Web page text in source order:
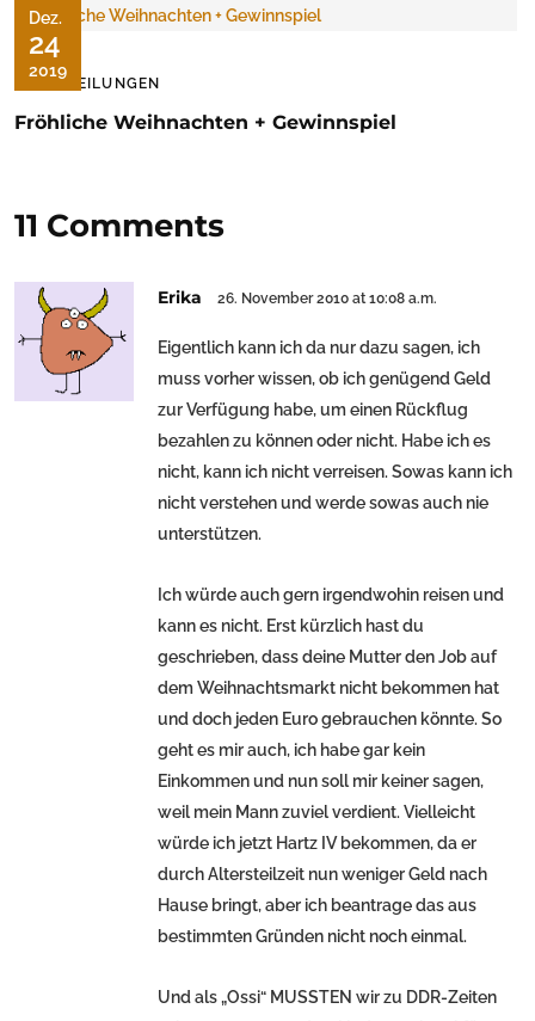
Dez.
24
2019
MITTEILUNGEN
Fröhliche Weihnachten + Gewinnspiel
11 Comments
Erika 26. November 2010 at 10:08 a.m.
Eigentlich kann ich da nur dazu sagen, ich
muss vorher wissen, ob ich genügend Geld
zur Verfügung habe, um einen Rückflug
bezahlen zu können oder nicht. Habe ich es
nicht, kann ich nicht verreisen. Sowas kann ich
nicht verstehen und werde sowas auch nie
unterstützen.
Ich würde auch gern irgendwohin reisen und
kann es nicht. Erst kürzlich hast du
geschrieben, dass deine Mutter den Job auf
dem Weihnachtsmarkt nicht bekommen hat
und doch jeden Euro gebrauchen könnte. So
geht es mir auch, ich habe gar kein
Einkommen und nun soll mir keiner sagen,
weil mein Mann zuviel verdient. Vielleicht
würde ich jetzt Hartz IV bekommen, da er
durch Altersteilzeit nun weniger Geld nach
Hause bringt, aber ich beantrage das aus
bestimmten Gründen nicht noch einmal.
Und als „Ossi“ MUSSTEN wir zu DDR-Zeiten